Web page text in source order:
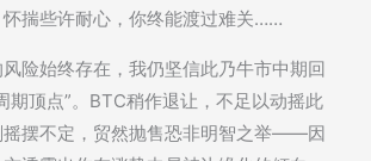
揣些许耐心，你终能渡过难关……
险始终存在，我仍坚信此乃牛市中期回
期顶点”。BTC稍作退让，不足以动摇此
摇摆不定，贸然抛售恐非明智之举——因